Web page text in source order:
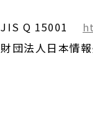
JIS Q 15001
財団法人日本情